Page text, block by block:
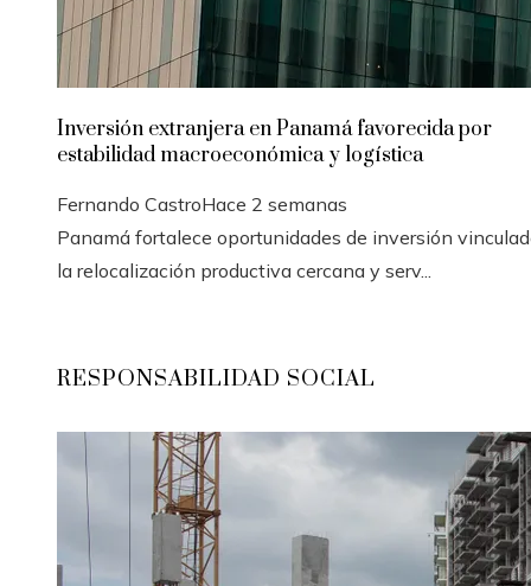
Inversión extranjera en Panamá favorecida por
estabilidad macroeconómica y logística
Fernando CastroHace 2 semanas
Panamá fortalece oportunidades de inversión
la relocalización productiva cercana y serv...
RESPONSABILIDAD SOCIAL